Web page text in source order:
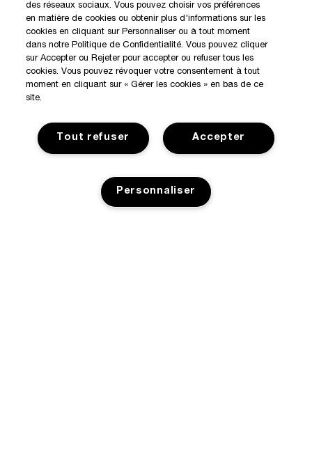
des réseaux sociaux. Vous pouvez choisir vos préférences
en matière de cookies ou obtenir plus d'informations sur les
cookies en cliquant sur Personnaliser ou à tout moment
dans notre Politique de Confidentialité. Vous pouvez cliquer
sur Accepter ou Rejeter pour accepter ou refuser tous les
cookies. Vous pouvez révoquer votre consentement à tout
moment en cliquant sur « Gérer les cookies » en bas de ce
site.
Accepter
Tout refuser
Personnaliser